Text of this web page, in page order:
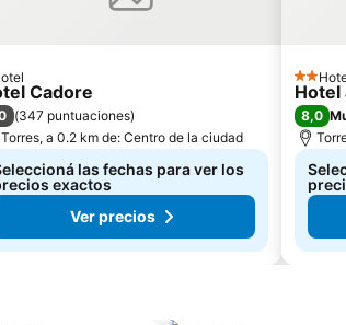
Cadore
(347 puntuaciones)
Torres, a 0.2 km de: Centro de la ciudad
las fechas para ver los
exactos
Ver precios
2
Hotel
8,0